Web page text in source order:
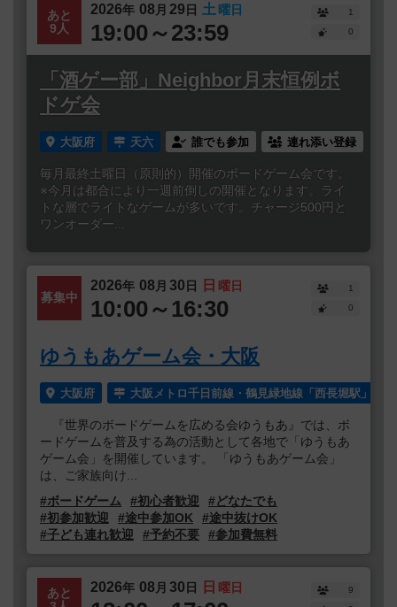
あと
9人
2026年 08 月 29日 土曜日
19:00～23:59
1
0
「酒ゲー部」Neighbor月末恒例ボ
ドゲ会
大阪府 天六 誰でも参加 連れ添い登録
毎月最終土曜日（原則的）開催のボードゲーム会です。
※今月は都合により一週前倒しの開催となります。ライ
トな層でライトなゲームが多いです。チャージ500円と
ワンオーダー...
募集中
2026年 08 月 30日 日 曜日
10:00～16:30
1
0
ゆうもあゲーム会・大阪
大阪府 大阪メトロ千日前線・鶴見緑地線「西長堀駅」よ
『世界のボードゲームを広める会ゆうもあ』では、ボ
ードゲームを普及する為の活動として各地で「ゆうもあ
ゲーム会」を開催しています。 「ゆうもあゲーム会」
は、ご家族向け...
#ボードゲーム
#初心者歓迎
#どなたでも
#初参加歓迎
#途中参加OK
#途中抜けOK
#子ども連れ歓迎
#予約不要 #参加費無料
あと
2026年 08 月 30日 日 曜日
9